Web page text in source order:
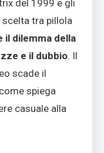
del 1999 e gli
scelta tra pillola
il dilemma della
e il dubbio. Il
scade il
spiega
casuale alla